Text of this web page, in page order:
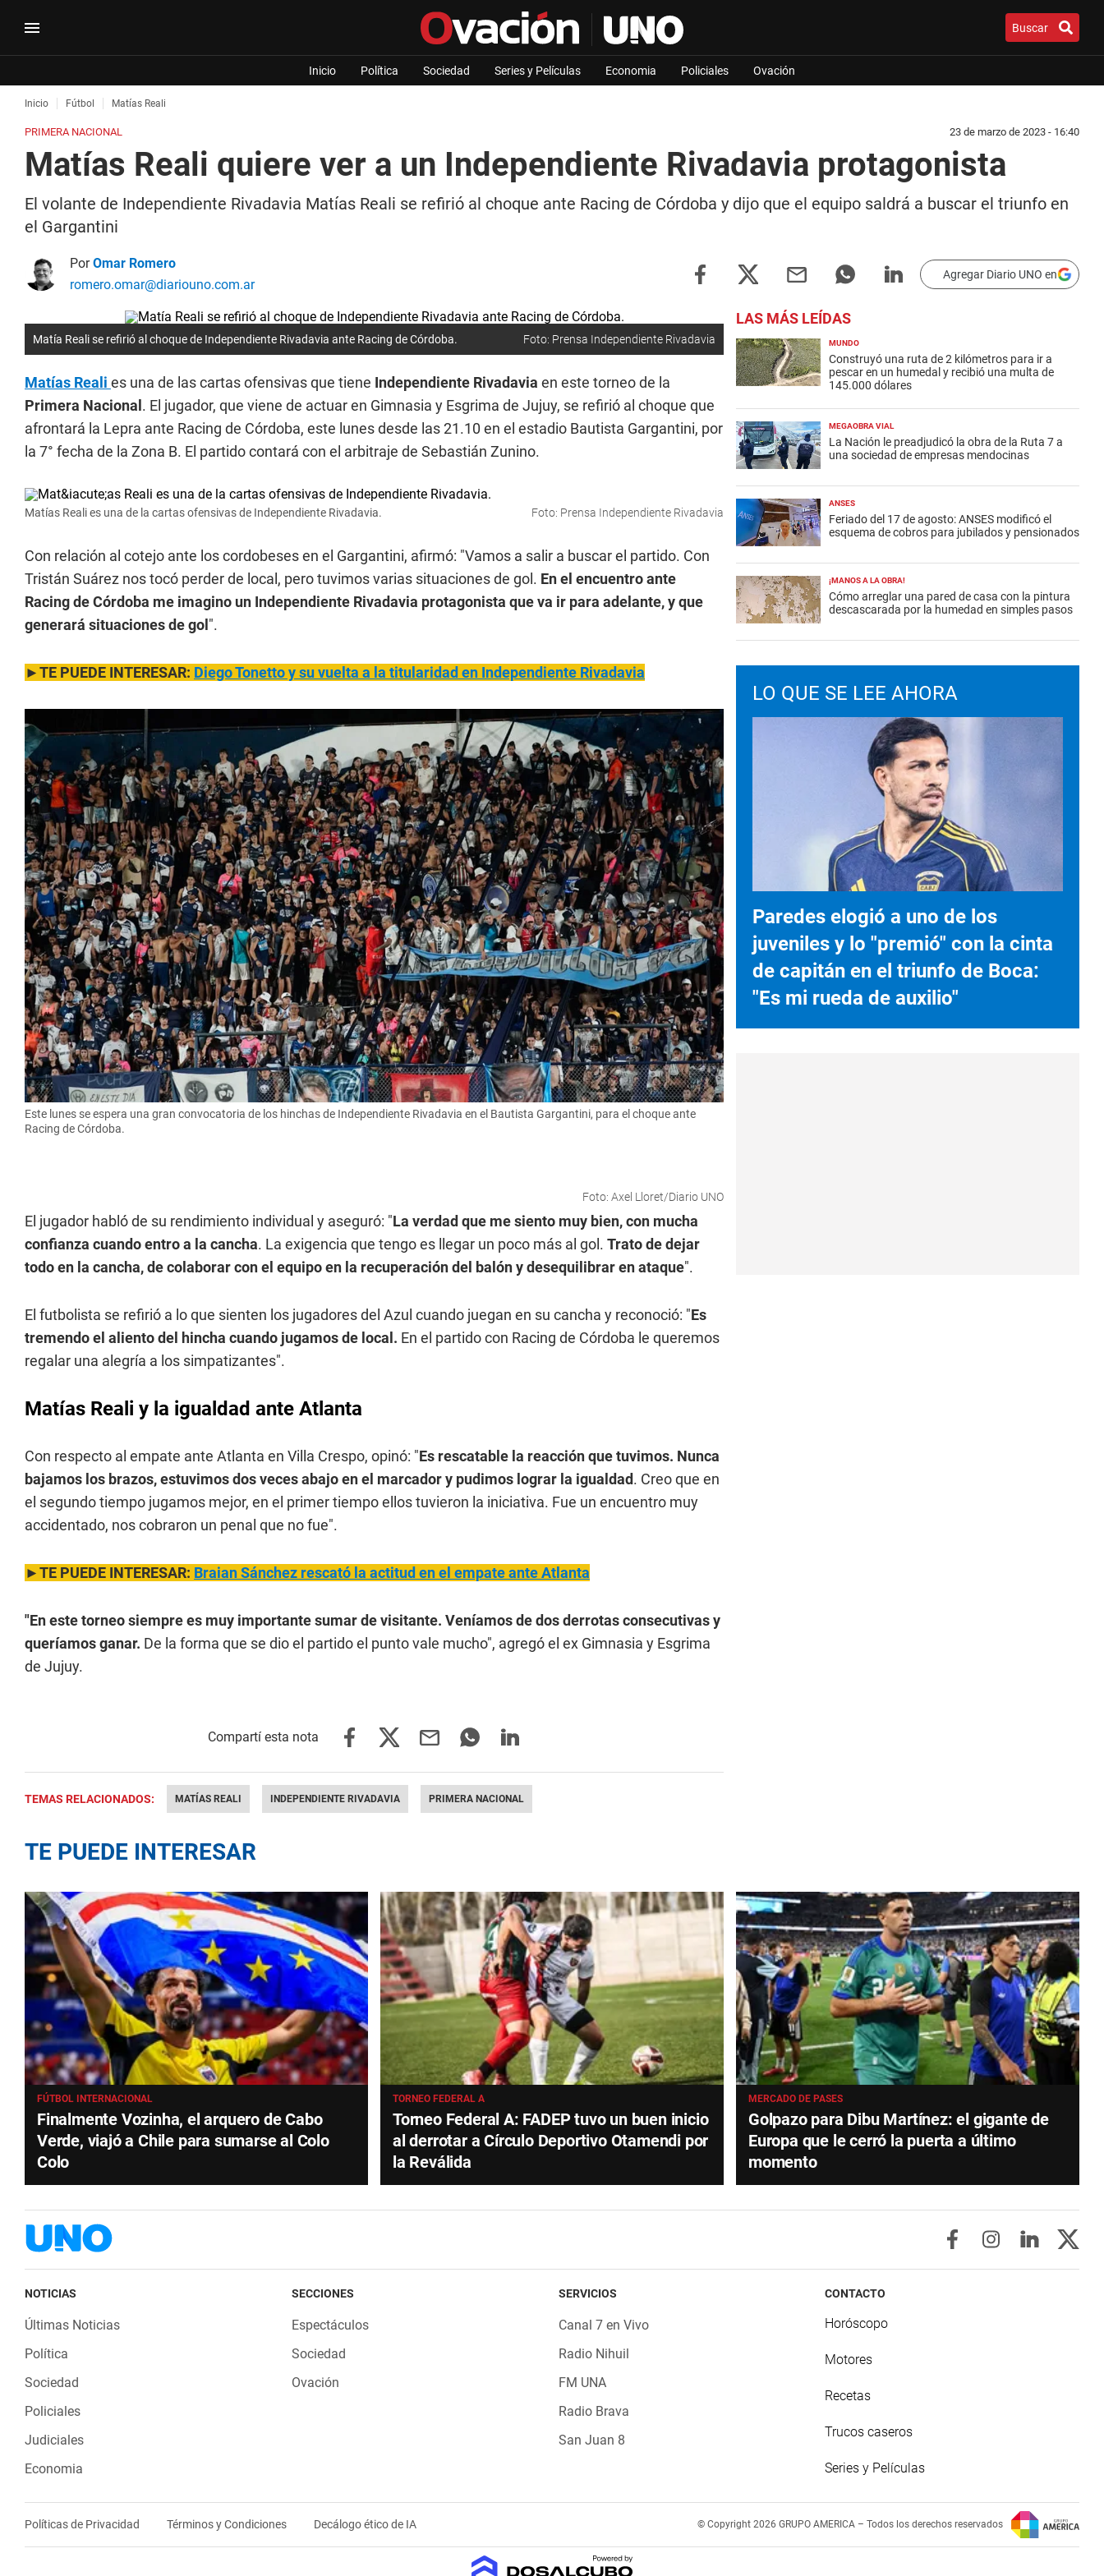
Buscar
Inicio Política Sociedad Series y Películas Economia Policiales Ovación
Inicio Fútbol Matías Reali
PRIMERA NACIONAL 23 de marzo de 2023 - 16:40
Matías Reali quiere ver a un Independiente Rivadavia protagonista
El volante de Independiente Rivadavia Matías Reali se refirió al choque ante Racing de Córdoba y dijo que el equipo saldrá a buscar el triunfo en
el Gargantini
PorOmar Romero
romero.omar@diariouno.com.ar
Agregar Diario UNO en
Matía Reali se refirió al choque de Independiente Rivadavia ante Racing de Córdoba. Foto: Prensa Independiente Rivadavia
Matías Reali es una de las cartas ofensivas que tiene Independiente Rivadavia en este torneo de la
Primera Nacional . El jugador, que viene de actuar en Gimnasia y Esgrima de Jujuy, se refirió al choque que
afrontará la Lepra ante Racing de Córdoba, este lunes desde las 21.10 en el estadio Bautista Gargantini, por
la 7° fecha de la Zona B. El partido contará con el arbitraje de Sebastián Zunino.
Matías Reali es una de la cartas ofensivas de Independiente Rivadavia. Foto: Prensa Independiente Rivadavia
Con relación al cotejo ante los cordobeses en el Gargantini, afirmó: "Vamos a salir a buscar el partido. Con
Tristán Suárez nos tocó perder de local, pero tuvimos varias situaciones de gol. En el encuentro ante
Racing de Córdoba me imagino un Independiente Rivadavia protagonista que va ir para adelante, y que
generará situaciones de gol ".
►TE PUEDE INTERESAR: Diego Tonetto y su vuelta a la titularidad en Independiente Rivadavia
Este lunes se espera una gran convocatoria de los hinchas de Independiente Rivadavia en el Bautista Gargantini, para el choque ante
Racing de Córdoba.
Foto: Axel Lloret/Diario UNO
El jugador habló de su rendimiento individual y aseguró: "La verdad que me siento muy bien, con mucha
confianza cuando entro a la cancha. La exigencia que tengo es llegar un poco más al gol. Trato de dejar
todo en la cancha, de colaborar con el equipo en la recuperación del balón y desequilibrar en ataque".
El futbolista se refirió a lo que sienten los jugadores del Azul cuando juegan en su cancha y reconoció: "Es
tremendo el aliento del hincha cuando jugamos de local. En el partido con Racing de Córdoba le queremos
regalar una alegría a los simpatizantes".
Matías Reali y la igualdad ante Atlanta
Con respecto al empate ante Atlanta en Villa Crespo, opinó: "Es rescatable la reacción que tuvimos. Nunca
bajamos los brazos, estuvimos dos veces abajo en el marcador y pudimos lograr la igualdad. Creo que en
el segundo tiempo jugamos mejor, en el primer tiempo ellos tuvieron la iniciativa. Fue un encuentro muy
accidentado, nos cobraron un penal que no fue".
►TE PUEDE INTERESAR: Braian Sánchez rescató la actitud en el empate ante Atlanta
"En este torneo siempre es muy importante sumar de visitante. Veníamos de dos derrotas consecutivas y
queríamos ganar. De la forma que se dio el partido el punto vale mucho", agregó el ex Gimnasia y Esgrima
de Jujuy.
TEMAS RELACIONADOS: MATÍAS REALI INDEPENDIENTE RIVADAVIA PRIMERA NACIONAL
LAS MÁS LEÍDAS
MUNDO
Construyó una ruta de 2 kilómetros para ir a
pescar en un humedal y recibió una multa de
145.000 dólares
MEGAOBRA VIAL
La Nación le preadjudicó la obra de la Ruta 7 a
una sociedad de empresas mendocinas
ANSES
Feriado del 17 de agosto: ANSES modificó el
esquema de cobros para jubilados y pensionados
¡MANOS A LA OBRA!
Cómo arreglar una pared de casa con la pintura
descascarada por la humedad en simples pasos
LO QUE SE LEE AHORA
Paredes elogió a uno de los
juveniles y lo "premió" con la cinta
de capitán en el triunfo de Boca:
"Es mi rueda de auxilio"
TE PUEDE INTERESAR
FÚTBOL INTERNACIONAL
Finalmente Vozinha, el arquero de Cabo
Verde, viajó a Chile para sumarse al Colo
Colo
TORNEO FEDERAL A
Torneo Federal A: FADEP tuvo un buen inicio
al derrotar a Círculo Deportivo Otamendi por
la Reválida
MERCADO DE PASES
Golpazo para Dibu Martínez: el gigante de
Europa que le cerró la puerta a último
momento
NOTICIAS
Últimas Noticias
Política
Sociedad
Policiales
Judiciales
Economia
SECCIONES
Espectáculos
Sociedad
Ovación
SERVICIOS
Canal 7 en Vivo
Radio Nihuil
FM UNA
Radio Brava
San Juan 8
CONTACTO
Horóscopo
Motores
Recetas
Trucos caseros
Series y Películas
Políticas de Privacidad Términos y Condiciones Decálogo ético de IA © Copyright 2026 GRUPO AMERICA – Todos los derechos reservados